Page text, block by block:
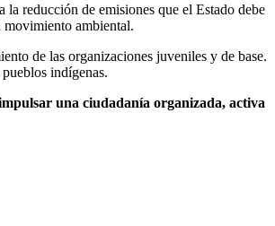
reducción de emisiones que el Estado debe
movimiento ambiental.
de las organizaciones juveniles y de base.
indígenas.
una ciudadanía organizada, activa